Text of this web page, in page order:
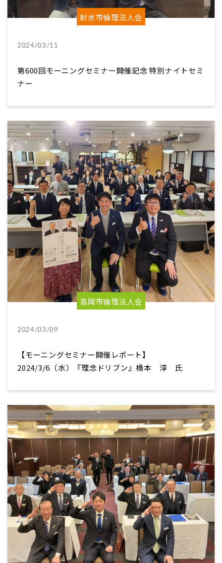
射水市倫理法人会
2024/03/11
第600回モーニングセミナー開催記念 特別ナイトセミ
ナー
高岡市倫理法人会
2024/03/09
【モーニングセミナー開催レポート】
2024/3/6（水）『理念ドリブン』橋本 淳 氏